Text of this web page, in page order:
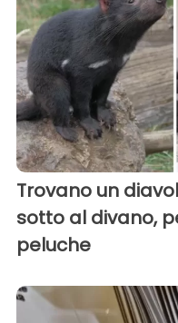
Trovano un
sotto al divano,
peluche